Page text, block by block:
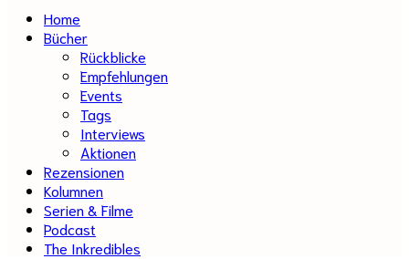
Home
Bücher
Rückblicke
Empfehlungen
Events
Tags
Interviews
Aktionen
Rezensionen
Kolumnen
Serien & Filme
Podcast
The Inkredibles